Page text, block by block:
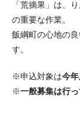
「荒摘果」は、
の重要な作業。
飯綱町の心地の
す。
※申込対象は今
※一般募集は行っ